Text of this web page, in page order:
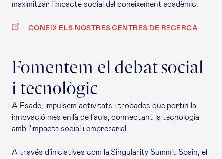
maximitzar l’impacte social del coneixement acadèmic.
CONEIX ELS NOSTRES CENTRES DE RECERCA
Fomentem el debat social
i tecnològic
A Esade, impulsem activitats i trobades que portin la
innovació més enllà de l’aula, connectant la tecnologia
amb l’impacte social i empresarial.
A través d’iniciatives com la Singularity Summit Spain, el